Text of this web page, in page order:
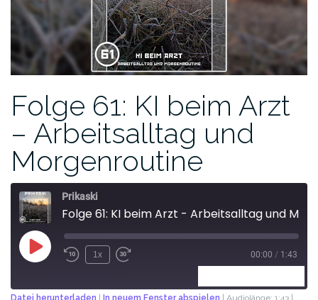
Folge 61: KI beim Arzt
– Arbeitsalltag und
Morgenroutine
Prikaski
1x 00:00 / 1:43